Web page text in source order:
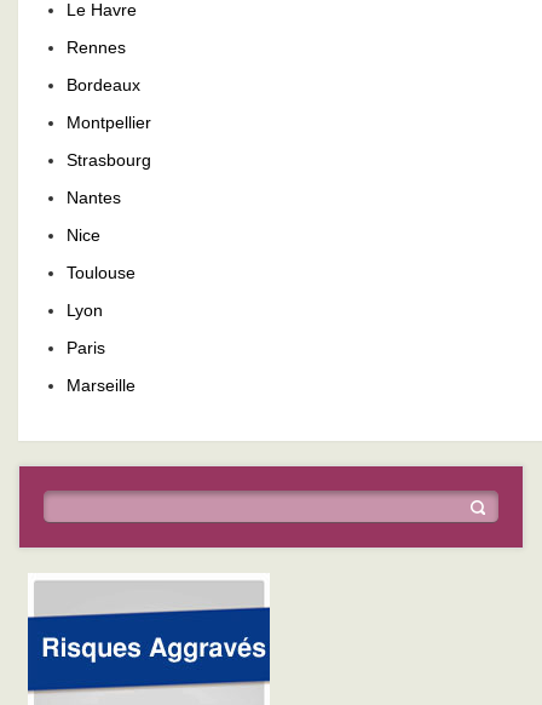
Le Havre
Rennes
Bordeaux
Montpellier
Strasbourg
Nantes
Nice
Toulouse
Lyon
Paris
Marseille